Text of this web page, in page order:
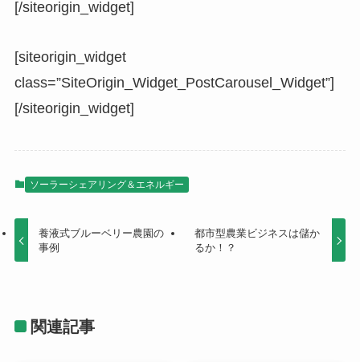
[/siteorigin_widget]
[siteorigin_widget
class=”SiteOrigin_Widget_PostCarousel_Widget”]
[/siteorigin_widget]
ソーラーシェアリング＆エネルギー
養液式ブルーベリー農園の
事例
都市型農業ビジネスは儲か
るか！？
関連記事